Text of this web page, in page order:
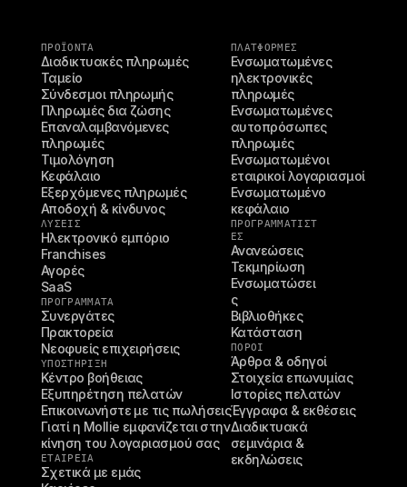
ΠΡΟΪΌΝΤΑ
Διαδικτυακές πληρωμές
Ταμείο
Σύνδεσμοι πληρωμής
Πληρωμές δια ζώσης
Επαναλαμβανόμενες
πληρωμές
Τιμολόγηση
Κεφάλαιο
Εξερχόμενες πληρωμές
Αποδοχή & κίνδυνος
ΛΥΣΕΙΣ
Ηλεκτρονικό εμπόριο
Franchises
Αγορές
SaaS
ΠΡΟΓΡΑΜΜΑΤΑ
Συνεργάτες
Πρακτορεία
Νεοφυείς επιχειρήσεις
ΥΠΟΣΤΉΡΙΞΗ
Κέντρο βοήθειας
Εξυπηρέτηση πελατών
Επικοινωνήστε με τις πωλήσεις
Γιατί η Mollie εμφανίζεται στην
κίνηση του λογαριασμού σας
ΕΤΑΙΡΕΊΑ
Σχετικά με εμάς
ΠΛΑΤΦΟΡΜΕΣ
Ενσωματωμένες
ηλεκτρονικές
πληρωμές
Ενσωματωμένες
αυτοπρόσωπες
πληρωμές
Ενσωματωμένοι
εταιρικοί λογαριασμοί
Ενσωματωμένο
κεφάλαιο
ΠΡΟΓΡΑΜΜΑΤΙΣΤ
ΈΣ
Ανανεώσεις
Τεκμηρίωση
Ενσωματώσει
ς
Βιβλιοθήκες
Κατάσταση
ΠΌΡΟΙ
Άρθρα & οδηγοί
Στοιχεία επωνυμίας
Ιστορίες πελατών
Έγγραφα & εκθέσεις
Διαδικτυακά
σεμινάρια &
εκδηλώσεις